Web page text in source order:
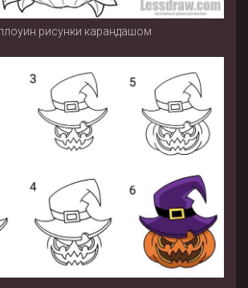
рисунки карандашом